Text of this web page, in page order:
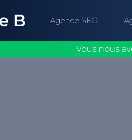
Agence SEO
Vous nous